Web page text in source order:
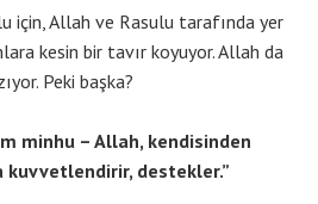
için, Allah ve Rasulu tarafında yer
kesin bir tavır koyuyor. Allah da
Peki başka?
minhu – Allah, kendisinden
destekler.”